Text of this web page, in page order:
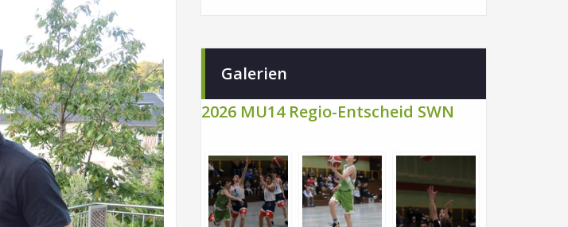
Galerien
2026 MU14 Regio-Entscheid SWN